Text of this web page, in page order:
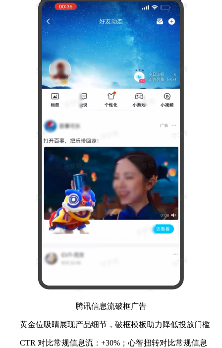
腾讯信息流破框广告
黄金位吸睛展现产品细节，破框模板助力降低投放门槛
CTR 对比常规信息流：+30%；心智扭转对比常规信息